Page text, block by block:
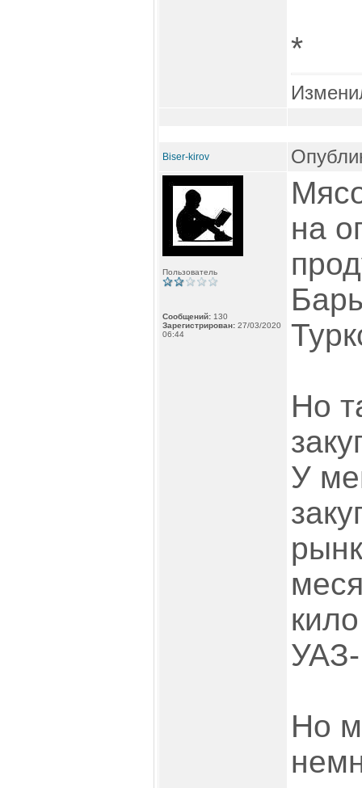
*
Biser-kirov
Пользователь
Сообщений: 130
Зарегистрирован: 27/03/2020
06:44
на
Но
У
Но